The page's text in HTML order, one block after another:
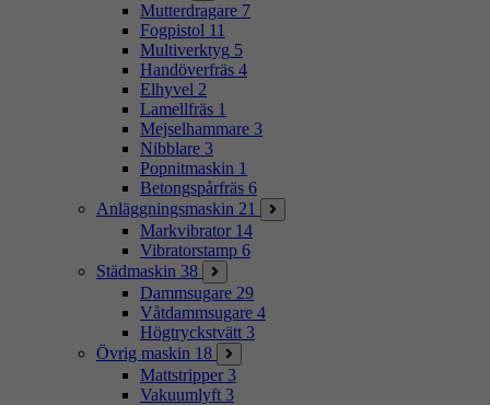
Mutterdragare 7
Fogpistol 11
Multiverktyg 5
Handöverfräs 4
Elhyvel 2
Lamellfräs 1
Mejselhammare 3
Nibblare 3
Popnitmaskin 1
Betongspårfräs 6
Anläggningsmaskin 21
Markvibrator 14
Vibratorstamp 6
Städmaskin 38
Dammsugare 29
Våtdammsugare 4
Högtryckstvätt 3
Övrig maskin 18
Mattstripper 3
Vakuumlyft 3